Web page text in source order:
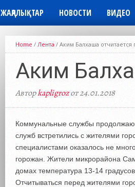
ЖАҢАЛЫҚТАР НОВОСТИ ВИДЕО
Home / Лента / Аким Балхаша
Аким
Авторkapligrozот 24.01.2018
Коммунальные службы
служб встретились с жителями
специалистами оказалось не
горожан. Жители микрорайона
домах температура 13-14
Отчитываться перед жителями